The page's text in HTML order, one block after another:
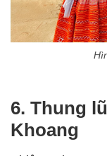
6. Thung
Khoang